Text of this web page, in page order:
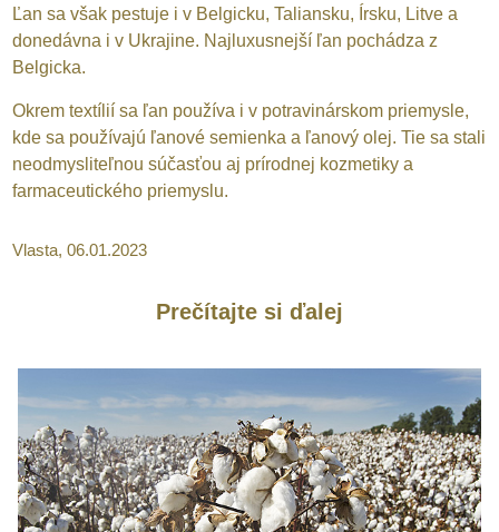
Ľan sa však pestuje i v Belgicku, Taliansku, Írsku, Litve a
donedávna i v Ukrajine. Najluxusnejší ľan pochádza z
Belgicka.
Okrem textílií sa ľan používa i v potravinárskom priemysle,
kde sa používajú ľanové semienka a ľanový olej. Tie sa stali
neodmysliteľnou súčasťou aj prírodnej kozmetiky a
farmaceutického priemyslu.
Vlasta, 06.01.2023
Prečítajte si ďalej